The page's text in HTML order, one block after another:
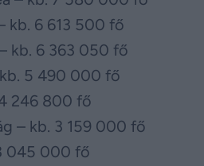
kb. 6 613 500 fő
kb. 6 363 050 fő
5 490 000 fő
246 800 fő
– kb. 3 159 000 fő
045 000 fő